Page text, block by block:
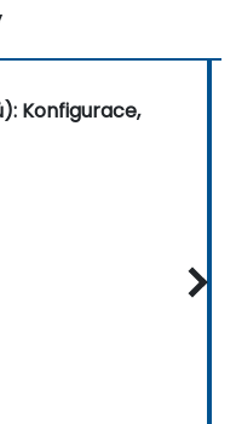
Konfigurace,